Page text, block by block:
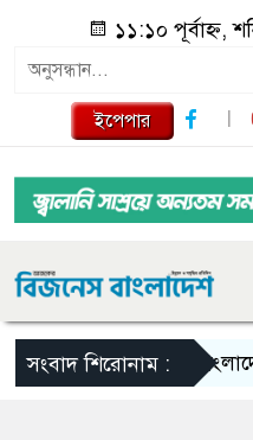
১১:১০ পূর্বাহ্ন,
ইপেপার
সংবাদ শিরোনাম :